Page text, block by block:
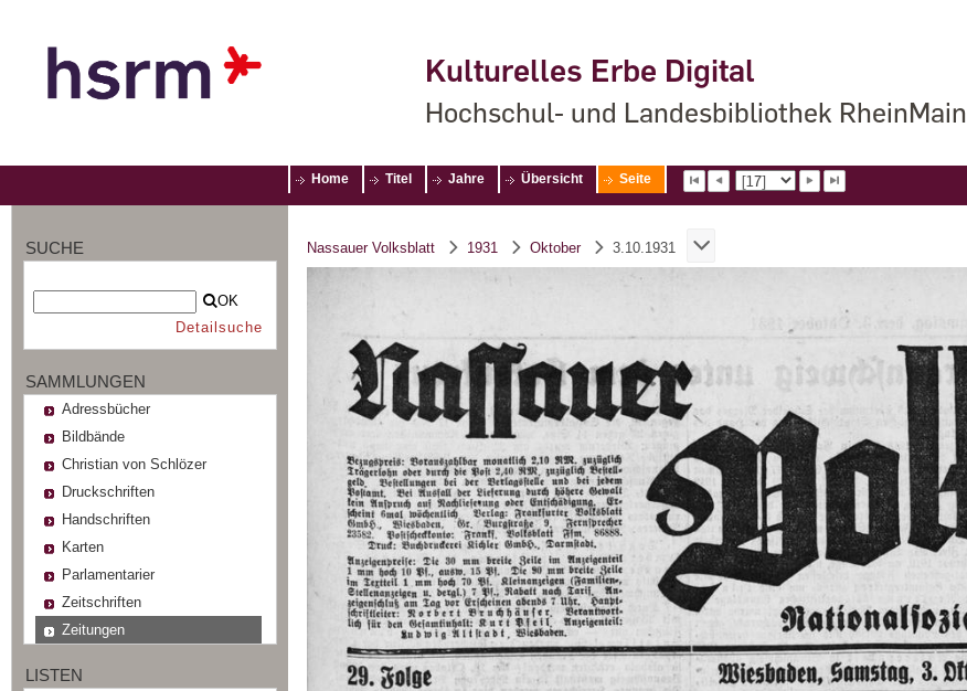
Kulturelles Erbe Digital
Hochschul- und Landesbibliothek RheinMain
Home Titel Jahre Übersicht Seite
SUCHE
OK
Detailsuche
SAMMLUNGEN
Adressbücher
Bildbände
Christian von Schlözer
Druckschriften
Handschriften
Karten
Parlamentarier
Zeitschriften
Zeitungen
LISTEN
Nassauer Volksblatt 1931 Oktober 3.10.1931